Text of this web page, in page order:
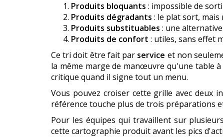
Produits bloquants : impossible de
Produits dégradants : le plat sort, mais
Produits substituables : une
Produits de confort : utiles, sans effet
Ce tri doit être fait par service et non
la même marge de manœuvre qu'une table
critique quand il signe tout un menu.
Vous pouvez croiser cette grille avec deux
référence touche plus de trois préparations
Pour les équipes qui travaillent sur
cette cartographie produit avant les pics